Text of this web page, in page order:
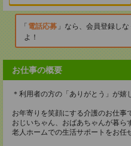
電話応募
なら、会員登録し
よ！
お仕事の概要
＊利用者の方の「ありがとう」が嬉
お年寄りを笑顔にする介護のお仕事
おじいちゃん、おばあちゃんが暮ら
老人ホームでの生活サポートをお任